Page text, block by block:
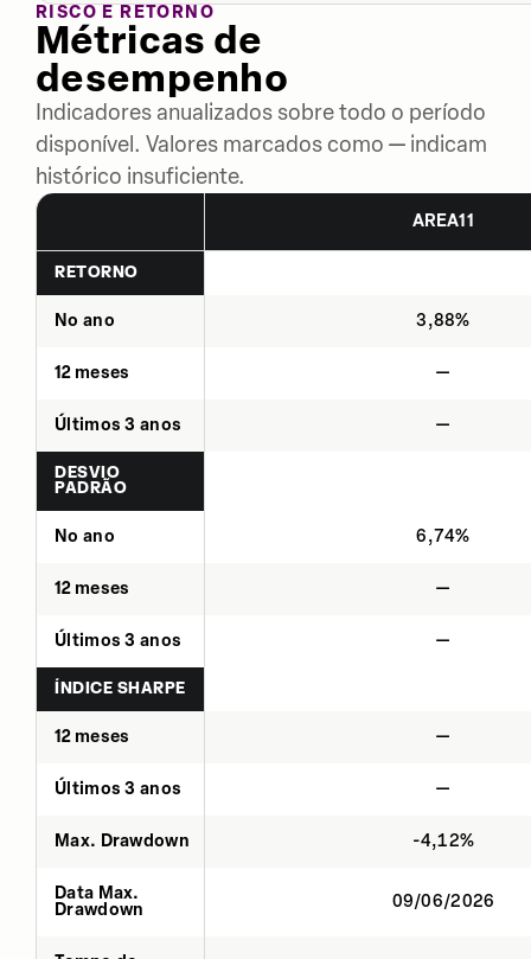
RISCO E RETORNO
Métricas de
desempenho
Indicadores anualizados sobre todo o período
disponível. Valores marcados como — indicam
histórico insuficiente.
AREA11
RETORNO
No ano 3,88%
12 meses —
Últimos 3 anos —
DESVIO
PADRÃO
No ano 6,74%
12 meses —
Últimos 3 anos —
ÍNDICE SHARPE
12 meses —
Últimos 3 anos —
Max. Drawdown -4,12%
Data Max.
Drawdown
09/06/2026